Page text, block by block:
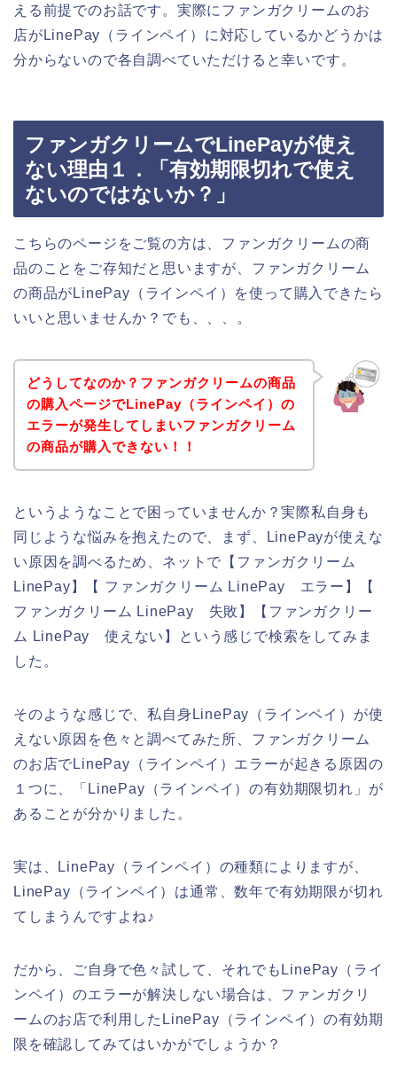
える前提でのお話です。実際にファンガクリームのお
店がLinePay（ラインペイ）に対応しているかどうかは
分からないので各自調べていただけると幸いです。
ファンガクリームでLinePayが使え
ない理由１．「有効期限切れで使え
ないのではないか？」
こちらのページをご覧の方は、ファンガクリームの商
品のことをご存知だと思いますが、ファンガクリーム
の商品がLinePay（ラインペイ）を使って購入できたら
いいと思いませんか？でも、、、。
どうしてなのか？ファンガクリームの商品
の購入ページでLinePay（ラインペイ）の
エラーが発生してしまいファンガクリーム
の商品が購入できない！！
というようなことで困っていませんか？実際私自身も
同じような悩みを抱えたので、まず、LinePayが使えな
い原因を調べるため、ネットで【ファンガクリーム
LinePay】【 ファンガクリーム LinePay エラー】【
ファンガクリーム LinePay 失敗】【ファンガクリー
ム LinePay 使えない】という感じで検索をしてみま
した。
そのような感じで、私自身LinePay（ラインペイ）が使
えない原因を色々と調べてみた所、ファンガクリーム
のお店でLinePay（ラインペイ）エラーが起きる原因の
１つに、「LinePay（ラインペイ）の有効期限切れ」が
あることが分かりました。
実は、LinePay（ラインペイ）の種類によりますが、
LinePay（ラインペイ）は通常、数年で有効期限が切れ
てしまうんですよね♪
だから、ご自身で色々試して、それでもLinePay（ライ
ンペイ）のエラーが解決しない場合は、ファンガクリ
ームのお店で利用したLinePay（ラインペイ）の有効期
限を確認してみてはいかがでしょうか？